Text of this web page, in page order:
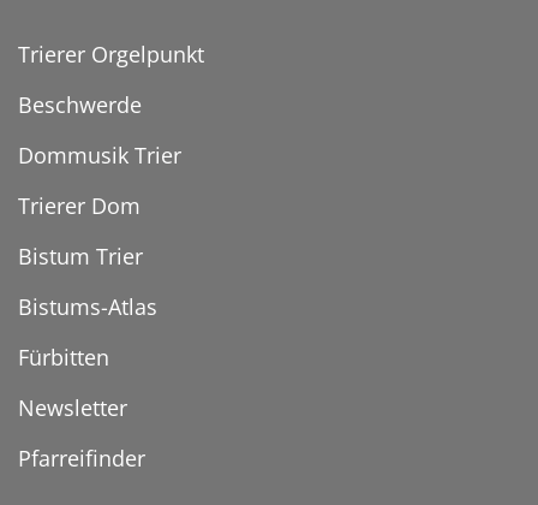
Trierer Orgelpunkt
Beschwerde
Dommusik Trier
Trierer Dom
Bistum Trier
Bistums-Atlas
Fürbitten
Newsletter
Pfarreifinder